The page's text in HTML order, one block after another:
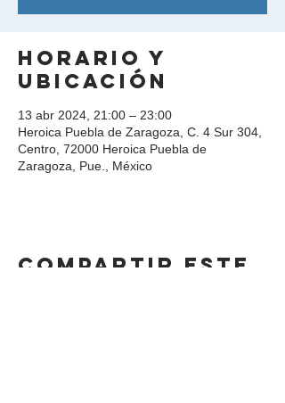
Horario y
ubicación
13 abr 2024, 21:00 – 23:00
Heroica Puebla de Zaragoza, C. 4 Sur 304,
Centro, 72000 Heroica Puebla de
Zaragoza, Pue., México
Compartir este